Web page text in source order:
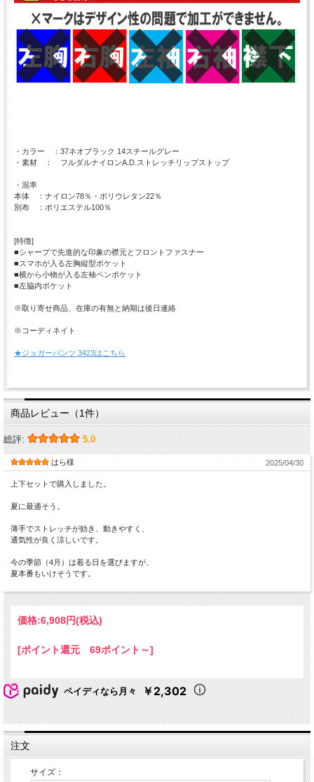
・カラー ：37ネオブラック 14スチールグレー
・素材 ： フルダルナイロンA.D.ストレッチリップストップ
・混率
本体 ：ナイロン78％・ポリウレタン22％
別布 ：ポリエステル100％
[特徴]
■シャープで先進的な印象の襟元とフロントファスナー
■スマホが入る左胸縦型ポケット
■横から小物が入る左袖ペンポケット
■左脇内ポケット
※取り寄せ商品、在庫の有無と納期は後日連絡
※コーディネイト
★ジョガーパンツ 3423はこちら
商品レビュー（1件）
総評: 5.0
はら様 2025/04/30
上下セットで購入しました。
夏に最適そう。
薄手でストレッチが効き、動きやすく、
通気性が良く涼しいです。
今の季節（4月）は着る日を選びますが、
夏本番もいけそうです。
価格:6,908円(税込)
[ポイント還元 69ポイント～]
ペイディなら月々 ￥2,302
注文
サイズ：